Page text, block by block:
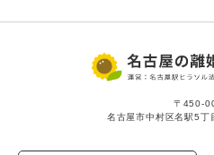
〒450-
名古屋市中村区名駅5